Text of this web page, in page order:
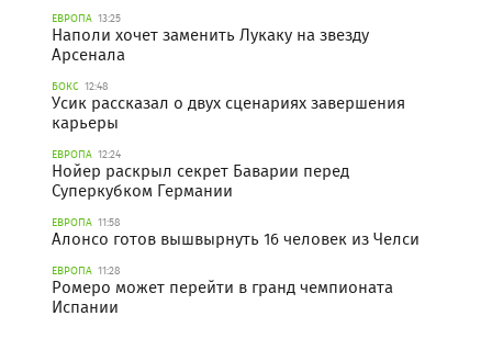
ЕВРОПА 13:25
Наполи хочет заменить Лукаку на звезду
Арсенала
БОКС 12:48
Усик рассказал о двух сценариях завершения
карьеры
ЕВРОПА 12:24
Нойер раскрыл секрет Баварии перед
Суперкубком Германии
ЕВРОПА 11:58
Алонсо готов вышвырнуть 16 человек из Челси
ЕВРОПА 11:28
Ромеро может перейти в гранд чемпионата
Испании